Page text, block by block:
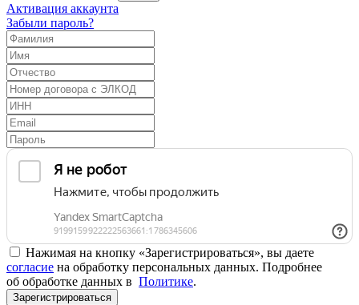
Активация аккаунта
Забыли пароль?
Нажимая на кнопку «Зарегистрироваться», вы даете
согласие на обработку персональных данных. Подробнее
об обработке данных в Политике.
Зарегистрироваться